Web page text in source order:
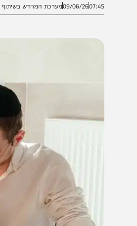
09/06/26מערכת המחדש בשיתוף מכון הדרן